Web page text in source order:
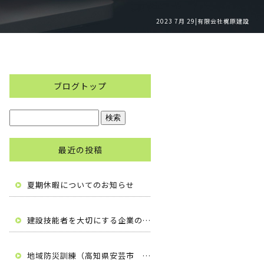
2023 7月 29|有限会社梶原建設
ブログトップ
最近の投稿
夏期休暇についてのお知らせ
建設技能者を大切にする企業の自主宣言（高知県安芸市 有限会社梶原建設）
地域防災訓練（高知県安芸市 有限会社梶原建設）